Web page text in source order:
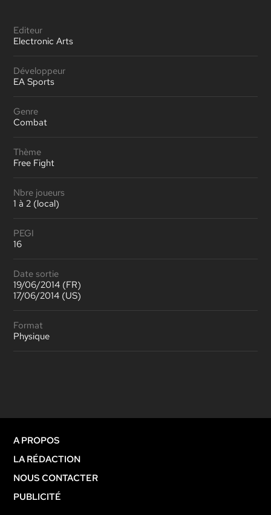
Editeur
Electronic Arts
Développeur
EA Sports
Genre
Combat
Thème
Free Fight
Nbre joueurs
1 à 2 (local)
PEGI
16
Date sortie
19/06/2014 (FR)
17/06/2014 (US)
Format
Physique
A PROPOS
LA RÉDACTION
NOUS CONTACTER
PUBLICITÉ